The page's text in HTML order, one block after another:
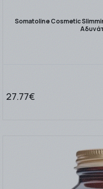
Somatoline Cosmetic
27.77€